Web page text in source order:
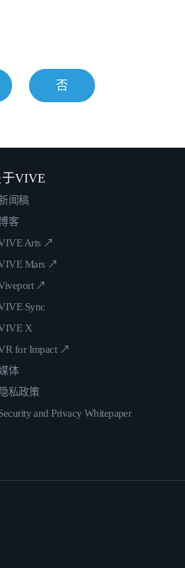
否
VIVE
闻稿
客
Arts ↗
Mars ↗
↗
Sync
X
for Impact ↗
体
隐私政策
and Privacy Whitepaper